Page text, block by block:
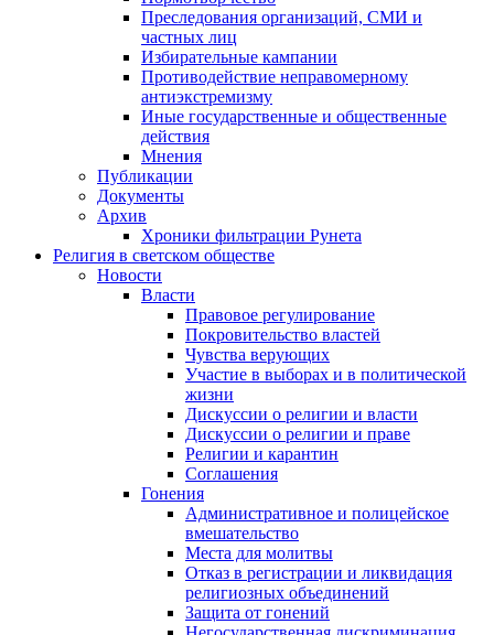
Преследования организаций, СМИ и
частных лиц
Избирательные кампании
Противодействие неправомерному
антиэкстремизму
Иные государственные и общественные
действия
Мнения
Публикации
Документы
Архив
Хроники фильтрации Рунета
Религия в светском обществе
Новости
Власти
Правовое регулирование
Покровительство властей
Чувства верующих
Участие в выборах и в политической
жизни
Дискуссии о религии и власти
Дискуссии о религии и праве
Религии и карантин
Соглашения
Гонения
Административное и полицейское
вмешательство
Места для молитвы
Отказ в регистрации и ликвидация
религиозных объединений
Защита от гонений